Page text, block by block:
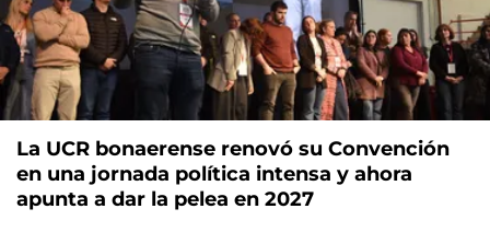
La UCR bonaerense renovó su Convención
en una jornada política intensa y ahora
apunta a dar la pelea en 2027